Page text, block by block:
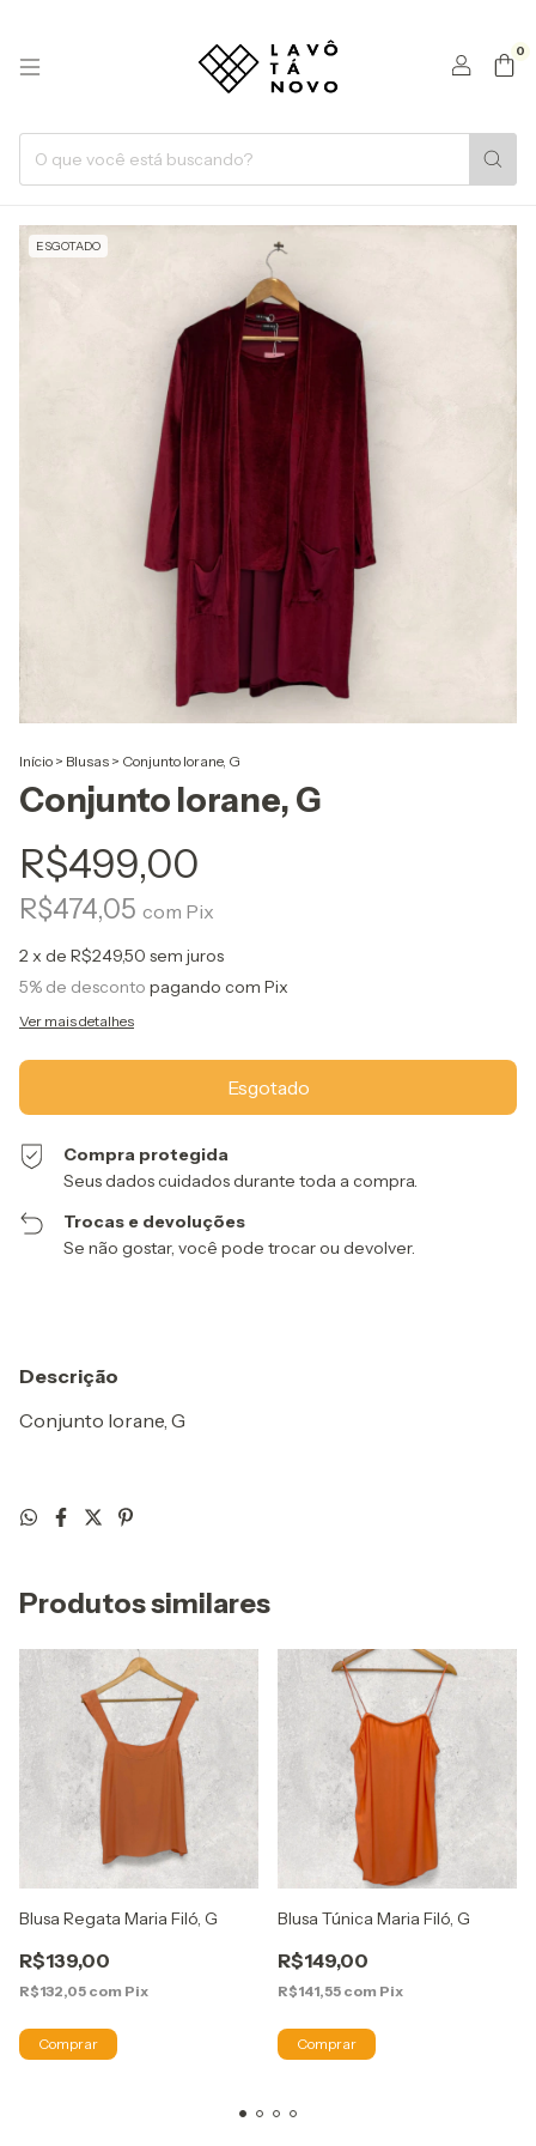
0
ESGOTADO
Início > Blusas > Conjunto Iorane, G
Conjunto Iorane, G
R$499,00
R$474,05 com Pix
2x de R$249,50 sem juros
5% de desconto pagando com Pix
Ver mais detalhes
Compra protegida
Seus dados cuidados durante toda a compra.
Trocas e devoluções
Se não gostar, você pode trocar ou devolver.
Descrição
Conjunto Iorane, G
Produtos similares
Blusa Regata Maria Filó, G
R$139,00
R$132,05 com Pix
Blusa Túnica Maria Filó, G
R$149,00
R$141,55 com Pix